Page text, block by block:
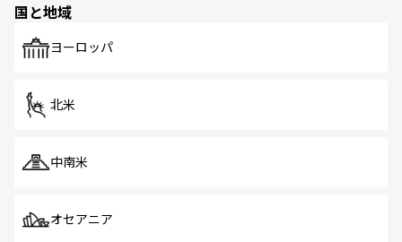
で、ホーカーズは地元の風情を楽しめる外せないスポット
国と地域
ヨーロッパ
北米
中南米
オセアニア